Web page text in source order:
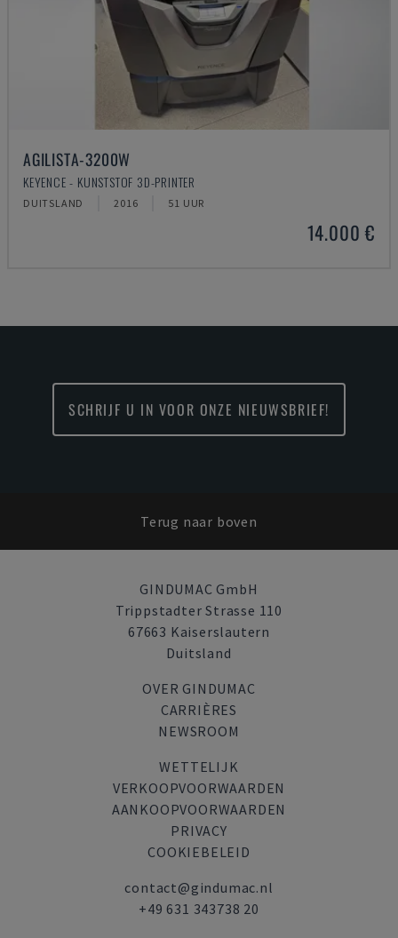
AGILISTA-3200W
KEYENCE - KUNSTSTOF 3D-PRINTER
DUITSLAND 2016 51 UUR
14.000 €
SCHRIJF U IN VOOR ONZE NIEUWSBRIEF!
Terug naar boven
GINDUMAC GmbH
Trippstadter Strasse 110
67663 Kaiserslautern
Duitsland
OVER GINDUMAC
CARRIÈRES
NEWSROOM
WETTELIJK
VERKOOPVOORWAARDEN
AANKOOPVOORWAARDEN
PRIVACY
COOKIEBELEID
contact@gindumac.nl
+49 631 343738 20